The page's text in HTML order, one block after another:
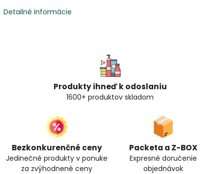
Detailné informácie
Produkty ihneď k odoslaniu
1600+ produktov skladom
Bezkonkurenčné ceny
Jedinečné produkty v ponuke
za zvýhodnené ceny
Packeta a Z-BOX
Expresné doručenie
objednávok